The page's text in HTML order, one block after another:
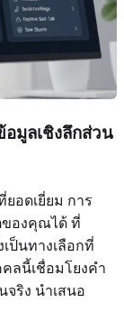
อมูลเชิงลึกส่วน
อดเยี่ยม การ
ของคุณได้ ที่
ป็นทางเลือกที่
ลนี้เชื่อมโยงคำ
ริง นำเสนอ